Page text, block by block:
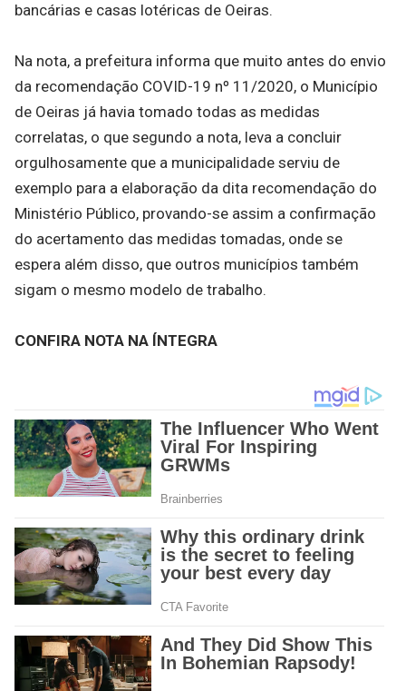
bancárias e casas lotéricas de Oeiras.
Na nota, a prefeitura informa que muito antes do envio
da recomendação COVID-19 nº 11/2020, o Município
de Oeiras já havia tomado todas as medidas
correlatas, o que segundo a nota, leva a concluir
orgulhosamente que a municipalidade serviu de
exemplo para a elaboração da dita recomendação do
Ministério Público, provando-se assim a confirmação
do acertamento das medidas tomadas, onde se
espera além disso, que outros municípios também
sigam o mesmo modelo de trabalho.
CONFIRA NOTA NA ÍNTEGRA